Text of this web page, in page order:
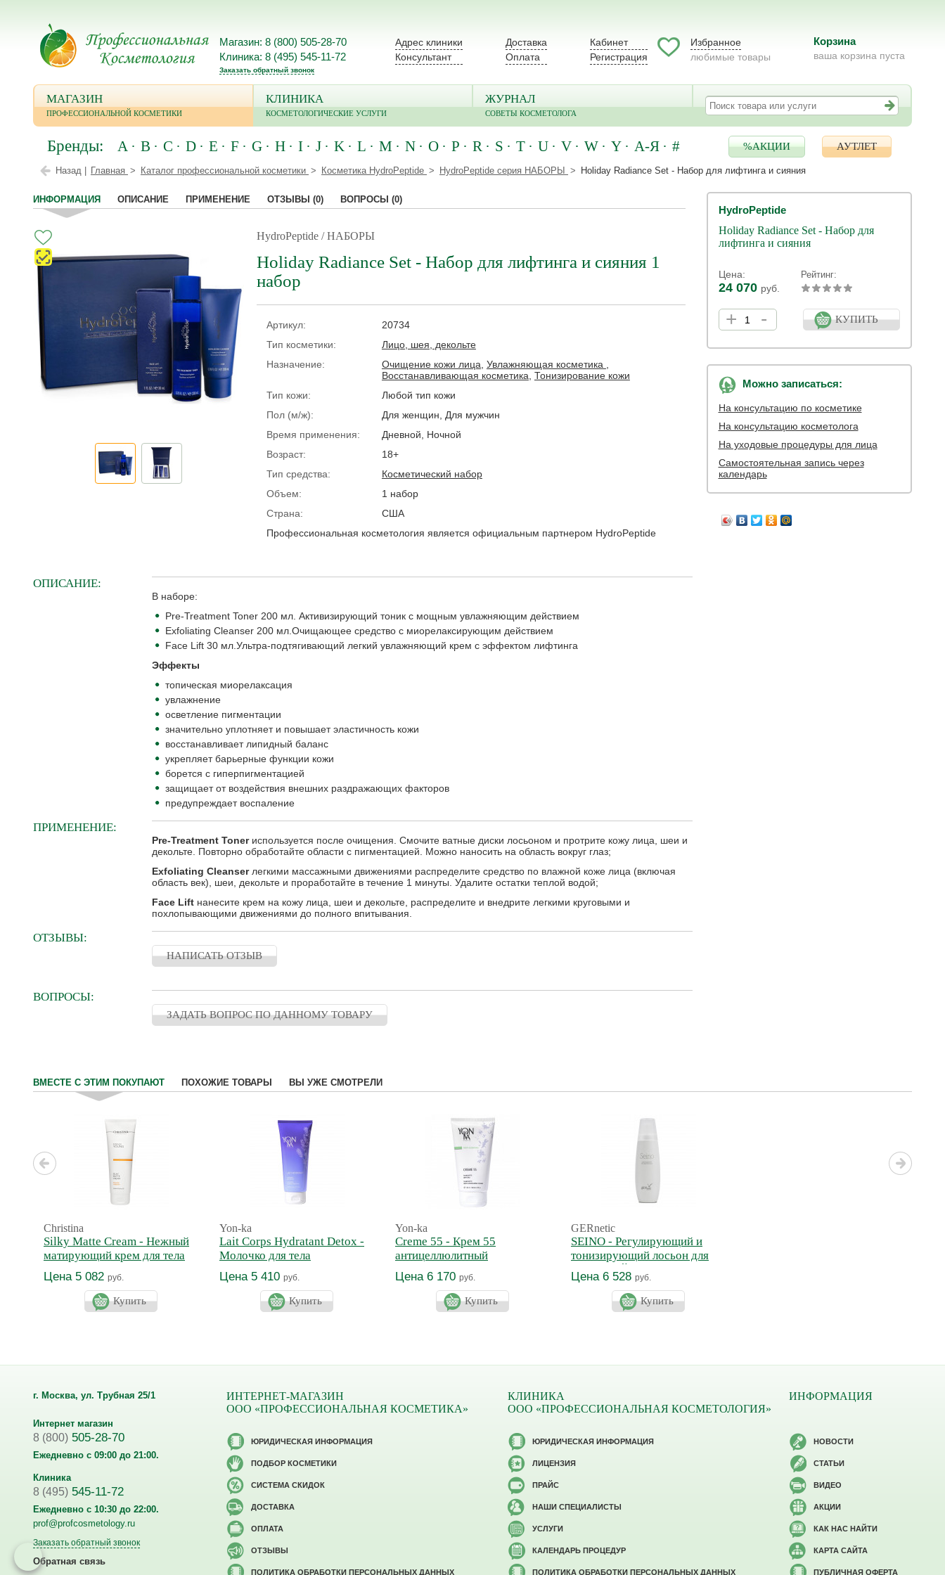
Магазин: 8 (800) 505-28-70
Клиника: 8 (495) 545-11-72
Заказать обратный звонок
Адрес клиники
Консультант
Доставка
Оплата
Кабинет
Регистрация
Избранное
любимые товары
Корзина
ваша корзина пуста
МАГАЗИН
ПРОФЕССИОНАЛЬНОЙ КОСМЕТИКИ
КЛИНИКА
КОСМЕТОЛОГИЧЕСКИЕ УСЛУГИ
ЖУРНАЛ
СОВЕТЫ КОСМЕТОЛОГА
Бренды: A B C D E F G H I J K L M N O P R S T U V W Y А-Я # %АКЦИИ АУТЛЕТ
Назад | Главная Каталог профессиональной косметики Косметика HydroPeptide HydroPeptide серия НАБОРЫ Holiday Radiance Set - Набор для лифтинга и сияния
ИНФОРМАЦИЯ ОПИСАНИЕ ПРИМЕНЕНИЕ ОТЗЫВЫ (0) ВОПРОСЫ (0)
HydroPeptide / НАБОРЫ
Holiday Radiance Set - Набор для лифтинга и сияния 1
набор
Артикул:
20734
Тип косметики:
Лицо, шея, декольте
Назначение:
Очищение кожи лица Увлажняющая косметика
Восстанавливающая косметика Тонизирование кожи
Тип кожи:
Любой тип кожи
Пол (м/ж):
Для женщин, Для мужчин
Время применения:
Дневной, Ночной
Возраст:
18+
Тип средства:
Косметический набор
Объем:
1 набор
Страна:
США
Профессиональная косметология является официальным партнером HydroPeptide
HydroPeptide
Holiday Radiance Set - Набор для
лифтинга и сияния
Цена:
24 070 руб.
Рейтинг:
+ - КУПИТЬ
Можно записаться:
На консультацию по косметике
На консультацию косметолога
На уходовые процедуры для лица
Самостоятельная запись через
календарь
ОПИСАНИЕ:
В наборе:
Pre-Treatment Toner 200 мл. Активизирующий тоник с мощным увлажняющим действием
Exfoliating Cleanser 200 мл.Очищающее средство с миорелаксирующим действием
Face Lift 30 мл.Ультра-подтягивающий легкий увлажняющий крем с эффектом лифтинга
Эффекты
топическая миорелаксация
увлажнение
осветление пигментации
значительно уплотняет и повышает эластичность кожи
восстанавливает липидный баланс
укрепляет барьерные функции кожи
борется с гиперпигментацией
защищает от воздействия внешних раздражающих факторов
предупреждает воспаление
ПРИМЕНЕНИЕ:
Pre-Treatment Tonerиспользуется после очищения. Смочите ватные диски лосьоном и протрите кожу лица, шеи и
декольте. Повторно обработайте области с пигментацией. Можно наносить на область вокруг глаз;
Exfoliating Cleanserлегкими массажными движениями распределите средство по влажной коже лица (включая
область век), шеи, декольте и проработайте в течение 1 минуты. Удалите остатки теплой водой;
Face Lift нанесите крем на кожу лица, шеи и декольте, распределите и внедрите легкими круговыми и
похлопывающими движениями до полного впитывания.
ОТЗЫВЫ:
НАПИСАТЬ ОТЗЫВ
ВОПРОСЫ:
ЗАДАТЬ ВОПРОС ПО ДАННОМУ ТОВАРУ
ВМЕСТЕ С ЭТИМ ПОКУПАЮТ ПОХОЖИЕ ТОВАРЫ ВЫ УЖЕ СМОТРЕЛИ
Christina
Silky Matte Cream - Нежный
матирующий крем для тела
Цена 5 082 руб.
Купить
Yon-ka
Lait Corps Hydratant Detox -
Молочко для тела
увлажняющее Прованс
Цена 5 410 руб.
Купить
Yon-ka
Creme 55 - Крем 55
антицеллюлитный
Цена 6 170 руб.
Купить
GERnetic
SEINO - Регулирующий и
тонизирующий лосьон для
бюста СЕЙНО
Цена 6 528 руб.
Купить
г. Москва, ул. Трубная 25/1
Интернет магазин
8 (800) 505-28-70
Ежедневно с 09:00 до 21:00.
Клиника
8 (495) 545-11-72
Ежедневно с 10:30 до 22:00.
prof@profcosmetology.ru
Заказать обратный звонок
Обратная связь
ИНТЕРНЕТ-МАГАЗИН
ООО «ПРОФЕССИОНАЛЬНАЯ КОСМЕТИКА»
ЮРИДИЧЕСКАЯ ИНФОРМАЦИЯ
ПОДБОР КОСМЕТИКИ
CИСТЕМА СКИДОК
ДОСТАВКА
ОПЛАТА
ОТЗЫВЫ
ПОЛИТИКА ОБРАБОТКИ ПЕРСОНАЛЬНЫХ ДАННЫХ
КЛИНИКА
ООО «ПРОФЕССИОНАЛЬНАЯ КОСМЕТОЛОГИЯ»
ЮРИДИЧЕСКАЯ ИНФОРМАЦИЯ
ЛИЦЕНЗИЯ
ПРАЙС
НАШИ СПЕЦИАЛИСТЫ
УСЛУГИ
КАЛЕНДАРЬ ПРОЦЕДУР
ПОЛИТИКА ОБРАБОТКИ ПЕРСОНАЛЬНЫХ ДАННЫХ
ИНФОРМАЦИЯ
НОВОСТИ
СТАТЬИ
ВИДЕО
АКЦИИ
КАК НАС НАЙТИ
КАРТА САЙТА
ПУБЛИЧНАЯ ОФЕРТА